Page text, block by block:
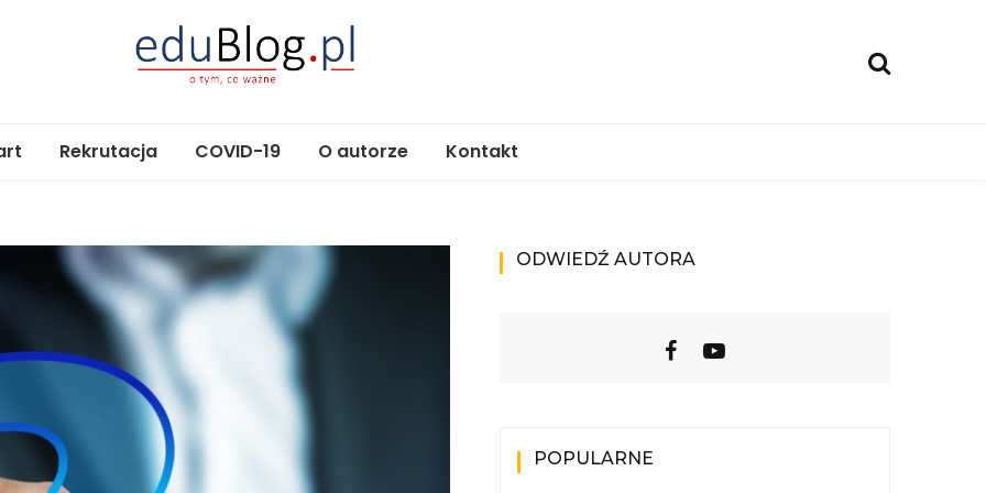
Rekrutacja COVID-19 O autorze Kontakt
ODWIEDŹ AUTORA
POPULARNE